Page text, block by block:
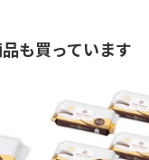
も買っています